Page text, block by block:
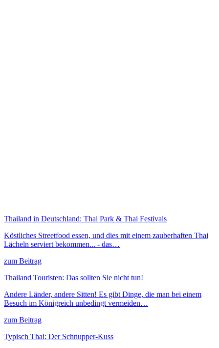
Thailand in Deutschland: Thai Park & Thai Festivals
Köstliches Streetfood essen, und dies mit einem zauberhaften Thai
Lächeln serviert bekommen... - das…
zum Beitrag
Thailand Touristen: Das sollten Sie nicht tun!
Andere Länder, andere Sitten! Es gibt Dinge, die man bei einem
Besuch im Königreich unbedingt vermeiden…
zum Beitrag
Typisch Thai: Der Schnupper-Kuss